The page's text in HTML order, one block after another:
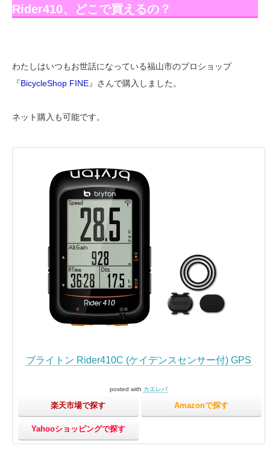
Rider410、どこで買えるの？
わたしはいつもお世話になっている福山市のプロショップ
『BicycleShop FINE』さんで購入しました。
ネット購入も可能です。
ブライトン Rider410C (ケイデンスセンサー付) GPS
posted with カエレバ
楽天市場で探す Amazonで探す
Yahooショッピングで探す